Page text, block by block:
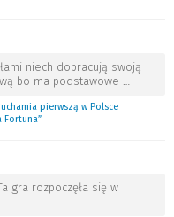
niech dopracują swoją
bo ma podstawowe …
pierwszą w Polsce
Fortuna”
gra rozpoczęła się w